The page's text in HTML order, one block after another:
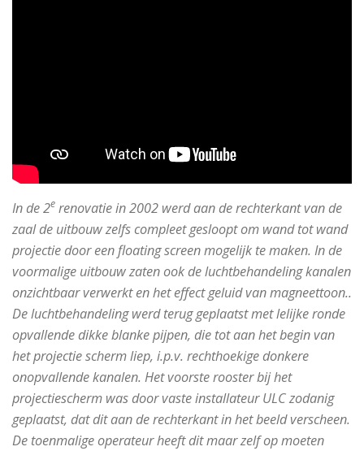
In de 2e renovatie in 2002 werd aan de rechterkant van de
zaal de uitbouw zelfs compleet gesloopt om wand tot wand
projectie door een floating screen mogelijk te maken. In de
voormalige uitbouw zaten ook de luchtbehandeling kanalen
onzichtbaar verwerkt en het effect geluid van magneettoon..
De luchtbehandeling werd terug geplaatst met lelijke ronde
opvallende dikke blanke pijpen, die tot aan het begin van
het projectie scherm liep, i.p.v. rechthoekige donkere
onopvallende kanalen. Het voorste rooster bij het
projectiescherm was door vaste installateur ULC zodanig
geplaatst, dat dit aan de rechterkant in het beeld verscheen.
De toenmalige operateur heeft dit maar zelf op moeten